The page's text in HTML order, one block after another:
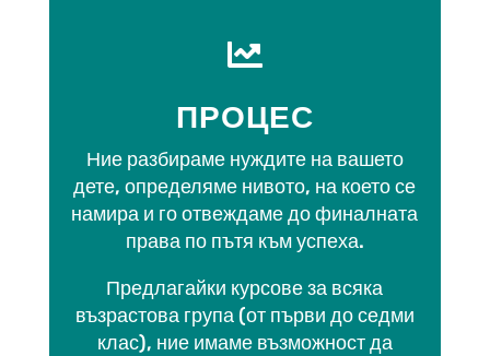

ПРОЦЕС
Ние разбираме нуждите на вашето
дете, определяме нивото, на което се
намира и го отвеждаме до финалната
права по пътя към успеха.
Предлагайки курсове за всяка
възрастова група (от първи до седми
клас), ние имаме възможност да